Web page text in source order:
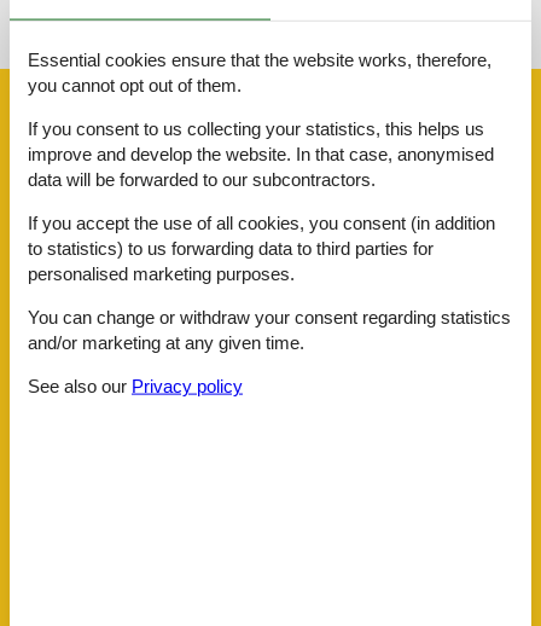
Basic
Living room
Size
Guest toilet
Hair dryer
Shampoo
Essential cookies ensure that the website works, therefore,
you cannot opt out of them.
If you consent to us collecting your statistics, this helps us
improve and develop the website. In that case, anonymised
data will be forwarded to our subcontractors.
If you accept the use of all cookies, you consent (in addition
to statistics) to us forwarding data to third parties for
personalised marketing purposes.
You can change or withdraw your consent regarding statistics
and/or marketing at any given time.
See also our Privacy policy